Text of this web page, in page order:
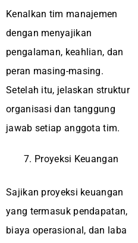
Kenalkan tim manajemen
dengan menyajikan
pengalaman, keahlian, dan
peran masing-masing.
Setelah itu, jelaskan struktur
organisasi dan tanggung
jawab setiap anggota tim.
Proyeksi Keuangan
Sajikan proyeksi keuangan
yang termasuk pendapatan,
biaya operasional, dan laba